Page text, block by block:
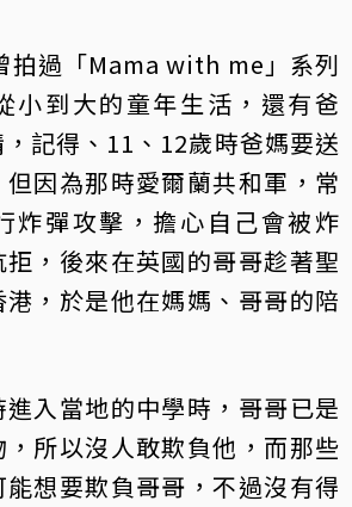
拍過「Mama with me」系列
小到大的童年生活，還有爸
記得、11、12歲時爸媽要送
因為那時愛爾蘭共和軍，常
炸彈攻擊，擔心自己會被炸
，後來在英國的哥哥趁著聖
，於是他在媽媽、哥哥的陪
入當地的中學時，哥哥已是
所以沒人敢欺負他，而那些
想要欺負哥哥，不過沒有得